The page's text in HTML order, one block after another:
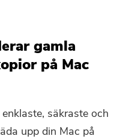
gamla
på Mac
säkraste och
upp din Mac på